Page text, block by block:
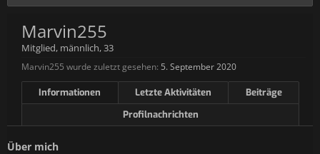
Marvin255
Mitglied, männlich, 33
Marvin255 wurde zuletzt gesehen: 5. September 2020
Informationen Letzte Aktivitäten
Beiträge
Profilnachrichten
Über mich